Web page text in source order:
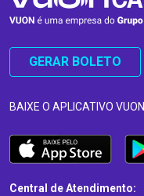
GERAR BOLETO
BAIXE O APLICATIVO VUON
Central de Atendimento: